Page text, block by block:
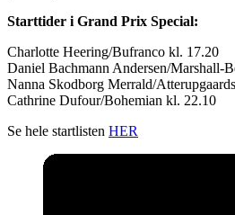
Starttider i Grand Prix Special:
Charlotte Heering/Bufranco kl. 17.20
Daniel Bachmann Andersen/Marshall-
Nanna Skodborg Merrald/
Cathrine Dufour/Bohemian kl. 22.10
Se hele startlisten HER